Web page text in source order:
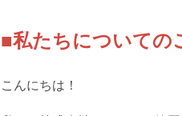
■私たちについての
こんにちは！